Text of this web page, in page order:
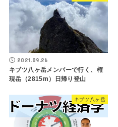
2021.09.26
キブツ八ヶ岳メンバーで行く、権
現岳（2815m）日帰り登山
キブツ八ヶ岳